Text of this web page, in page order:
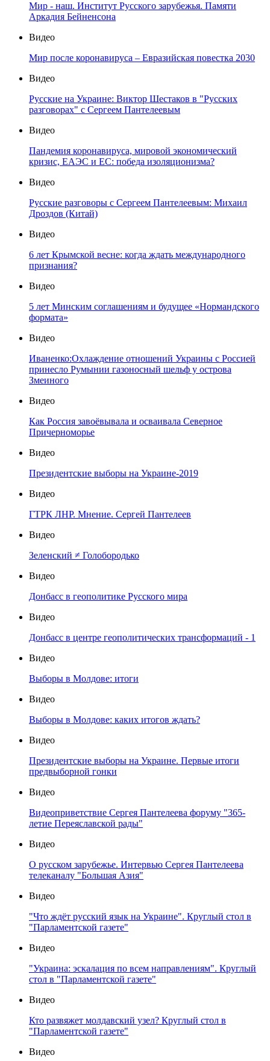
Мир - наш. Институт Русского зарубежья. Памяти
Аркадия Бейненсона
Видео
Мир после коронавируса – Евразийская повестка 2030
Видео
Русские на Украине: Виктор Шестаков в "Русских
разговорах" с Сергеем Пантелеевым
Видео
Пандемия коронавируса, мировой экономический
кризис, ЕАЭС и ЕС: победа изоляционизма?
Видео
Русские разговоры с Сергеем Пантелеевым: Михаил
Дроздов (Китай)
Видео
6 лет Крымской весне: когда ждать международного
признания?
Видео
5 лет Минским соглашениям и будущее «Нормандского
формата»
Видео
Иваненко:Охлаждение отношений Украины с Россией
принесло Румынии газоносный шельф у острова
Змеиного
Видео
Как Россия завоёвывала и осваивала Северное
Причерноморье
Видео
Президентские выборы на Украине-2019
Видео
ГТРК ЛНР. Мнение. Сергей Пантелеев
Видео
Зеленский ≠ Голобородько
Видео
Донбасс в геополитике Русского мира
Видео
Донбасс в центре геополитических трансформаций - 1
Видео
Выборы в Молдове: итоги
Видео
Выборы в Молдове: каких итогов ждать?
Видео
Президентские выборы на Украине. Первые итоги
предвыборной гонки
Видео
Видеоприветствие Сергея Пантелеева форуму "365-
летие Переяславской рады"
Видео
О русском зарубежье. Интервью Сергея Пантелеева
телеканалу "Большая Азия"
Видео
"Что ждёт русский язык на Украине". Круглый стол в
"Парламентской газете"
Видео
"Украина: эскалация по всем направлениям". Круглый
стол в "Парламентской газете"
Видео
Кто развяжет молдавский узел? Круглый стол в
"Парламентской газете"
Видео